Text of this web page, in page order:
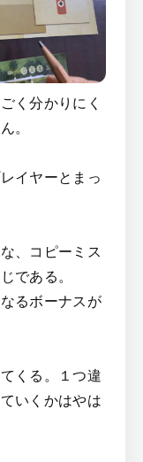
く分かりにく
。
イヤーとまっ
、コピーミス
である。
るボーナスが
くる。１つ違
いくかはやは